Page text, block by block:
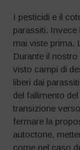
I pesticidi e il
parassiti. Invece
mai viste prima.
Durante il
visto campi di
liberi dai
del fallimento
transizione
fermare la
autoctone,
come nel caso